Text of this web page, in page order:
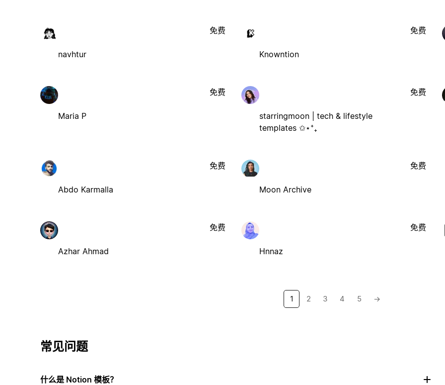
navhtur
免费
Knowntion
免费
Maria P
免费
starringmoon | tech & lifestyle
templates ✩⋆⁺₊
免费
Abdo Karmalla
免费
Moon Archive
免费
Azhar Ahmad
免费
Hnnaz
免费
1 2 3 4 5 →
常见问题
什么是 Notion 模板？